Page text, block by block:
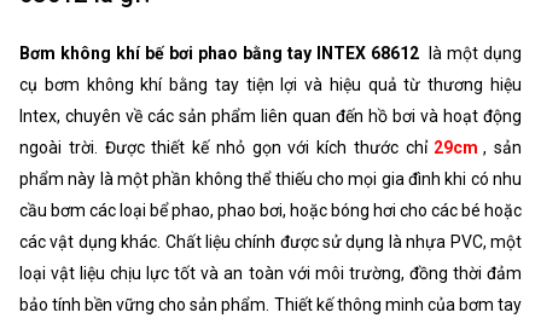
Bơm không khí bế bơi phao bằng tay INTEX 68612 là một dụng
cụ bơm không khí bằng tay tiện lợi và hiệu quả từ thương hiệu
Intex, chuyên về các sản phẩm liên quan đến hồ bơi và hoạt động
ngoài trời. Được thiết kế nhỏ gọn với kích thước chỉ 29cm , sản
phẩm này là một phần không thể thiếu cho mọi gia đình khi có nhu
cầu bơm các loại bể phao, phao bơi, hoặc bóng hơi cho các bé hoặc
các vật dụng khác. Chất liệu chính được sử dụng là nhựa PVC, một
loại vật liệu chịu lực tốt và an toàn với môi trường, đồng thời đảm
bảo tính bền vững cho sản phẩm. Thiết kế thông minh của bơm tay